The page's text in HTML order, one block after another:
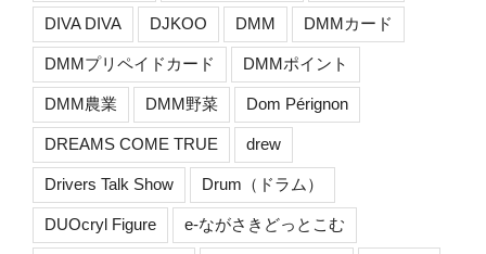
DIVA DIVA DJKOO DMM DMMカード
DMMプリペイドカード DMMポイント
DMM農業 DMM野菜 Dom Pérignon
DREAMS COME TRUE drew
Drivers Talk Show Drum（ドラム）
DUOcryl Figure e-ながさきどっとこむ